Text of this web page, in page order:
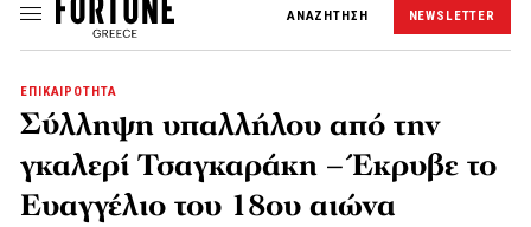
ΑΝΑΖΗΤΗΣΗ NEWSLETTER
ΕΠΙΚΑΙΡΟΤΗΤΑ
Σύλληψη υπαλλήλου από την
γκαλερί Τσαγκαράκη – Έκρυβε το
Ευαγγέλιο του 18ου αιώνα